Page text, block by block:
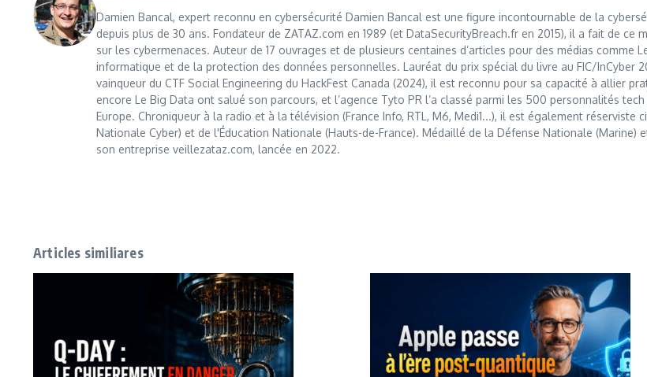
Damien Bancal, expert reconnu en cybersécurité Damien Bancal est une figure incontournable de la
depuis plus de 30 ans. Fondateur de ZATAZ.com en 1989 (et DataSecurityBreach.fr en 2015), il a fait de ce
sur les cybermenaces. Auteur de 17 ouvrages et de plusieurs centaines d’articles pour des médias comme
informatique et de la protection des données personnelles. Lauréat du prix spécial du livre au FIC/InCyber
vainqueur du CTF Social Engineering du HackFest Canada (2024), il est reconnu pour sa capacité à allier
encore Le Big Data ont salué son parcours, et l’agence Tyto PR l’a classé parmi les 500 personnalités
Europe. Chroniqueur à la radio et à la télévision (France Info, RTL, M6, Medi1...), il est également
Nationale Cyber) et de l'Éducation Nationale (Hauts-de-France). Médaillé de la Défense Nationale
son entreprise veillezataz.com, lancée en 2022.
Articles similiares